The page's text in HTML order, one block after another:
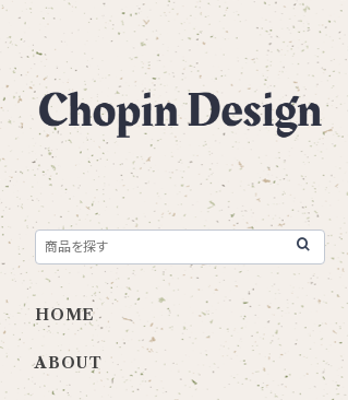
HOME
ABOUT